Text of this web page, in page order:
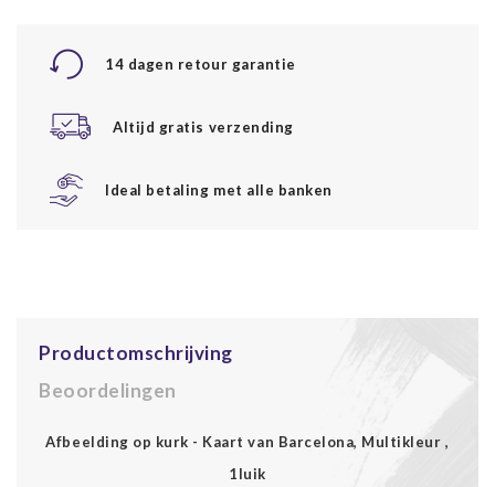
14 dagen retour garantie
Altijd gratis verzending
Ideal betaling met alle banken
Productomschrijving
Beoordelingen
Afbeelding op kurk - Kaart van Barcelona, Multikleur ,
1luik